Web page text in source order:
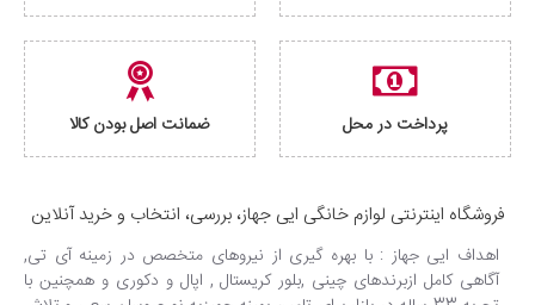
پرداخت در محل ضمانت اصل بودن کالا
فروشگاه اینترنتی لوازم خانگی ایی جهاز، بررسی، انتخاب و خرید آنلاین
اهداف ایی جهاز : با بهره گیری از نیروهای متخصص در زمینه آی تی,
آگاهی کامل ازبرندهای چینی ,بلور کریستال , اپال و دکوری و همچنین با